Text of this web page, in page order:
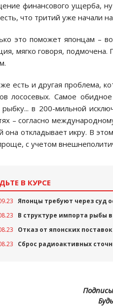
финансового ущерба,
что тритий уже начали
это поможет японцам –
мягко говоря, подмочена.
есть и другая проблема,
лососевых. Самое
рыбку... в 200-мильной
– согласно
она откладывает икру. В
с учетом
В КУРСЕ
Японцы требуют через суд
В структуре импорта рыбы
Отказ от японских
Сброс радиоактивных